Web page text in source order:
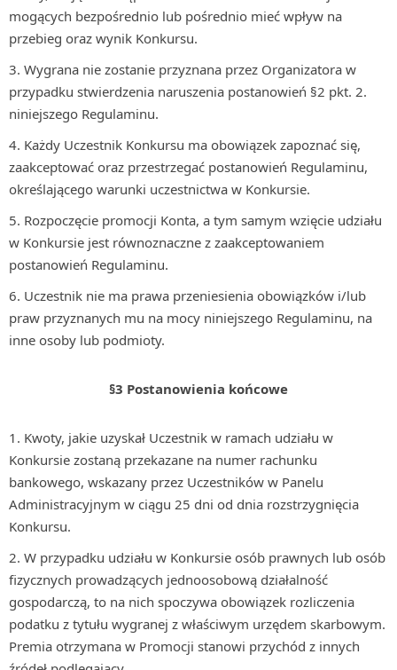
mogących bezpośrednio lub pośrednio mieć wpływ na
przebieg oraz wynik Konkursu.
Wygrana nie zostanie przyznana przez Organizatora w
przypadku stwierdzenia naruszenia postanowień §2 pkt. 2.
niniejszego Regulaminu.
Każdy Uczestnik Konkursu ma obowiązek zapoznać się,
zaakceptować oraz przestrzegać postanowień Regulaminu,
określającego warunki uczestnictwa w Konkursie.
Rozpoczęcie promocji Konta, a tym samym wzięcie udziału
w Konkursie jest równoznaczne z zaakceptowaniem
postanowień Regulaminu.
Uczestnik nie ma prawa przeniesienia obowiązków i/lub
praw przyznanych mu na mocy niniejszego Regulaminu, na
inne osoby lub podmioty.
§3 Postanowienia końcowe
Kwoty, jakie uzyskał Uczestnik w ramach udziału w
Konkursie zostaną przekazane na numer rachunku
bankowego, wskazany przez Uczestników w Panelu
Administracyjnym w ciągu 25 dni od dnia rozstrzygnięcia
Konkursu.
W przypadku udziału w Konkursie osób prawnych lub osób
fizycznych prowadzących jednoosobową działalność
gospodarczą, to na nich spoczywa obowiązek rozliczenia
podatku z tytułu wygranej z właściwym urzędem skarbowym.
Premia otrzymana w Promocji stanowi przychód z innych